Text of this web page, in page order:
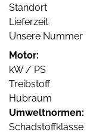
Standort
Lieferzeit
Unsere Nummer
Motor:
kW / PS
Treibstoff
Hubraum
Umweltnormen:
Schadstoffklasse